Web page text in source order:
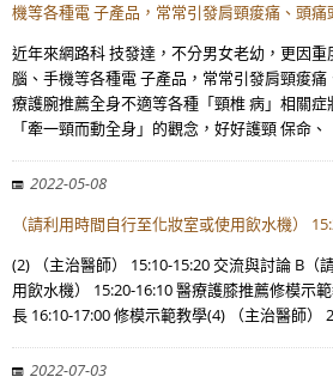
機等各種電 子產品，常常引發肩頸痠痛、頭痛
近年來網路科 技發達，不分男女老幼，更因
腦、手機等各種電 子產品，常常引發肩頸痠
療護腕推薦全身不適等各種「頸椎 病」相關
「牽一頸而動全身」的觀念，好好護頸 保命、
2022-05-08
（請利用時間自行至化妝室或使用飲水機）
(2) （主治醫師） 15:10-15:20 交流與討論 B（
用飲水機） 15:20-16:10 醫療護膝推薦修模示
長 16:10-17:00 修模示範教學(4) （主治醫師） 2
2022-07-03